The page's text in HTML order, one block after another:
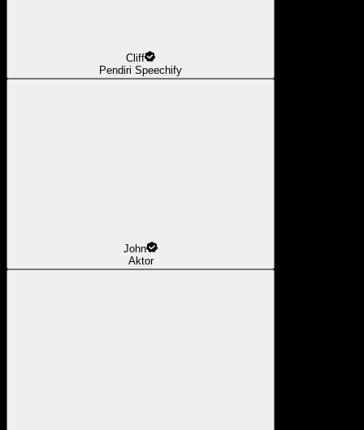
Cliff
Pendiri Speechify
John
Aktor